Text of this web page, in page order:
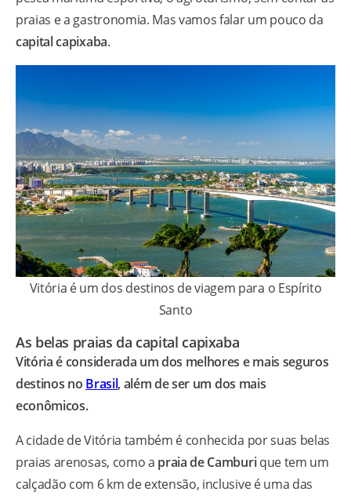
praias e a gastronomia. Mas vamos falar um pouco da
capital capixaba.
Vitória é um dos destinos de viagem para o Espírito
Santo
As belas praias da capital capixaba
Vitória é considerada um dos melhores e mais seguros
destinos no Brasil, além de ser um dos mais
econômicos.
A cidade de Vitória também é conhecida por suas belas
praias arenosas, como a praia de Camburique tem um
calçadão com 6 km de extensão, inclusive é uma das